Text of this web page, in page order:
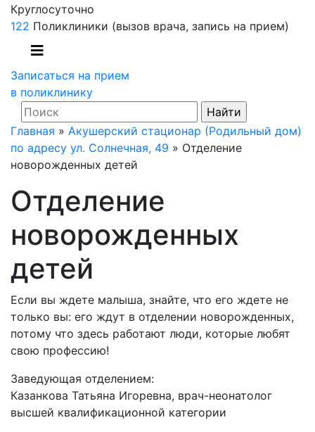
Круглосуточно
122 Поликлиники (вызов врача, запись на прием)
Записаться на прием
в поликлинику
Главная » Акушерский стационар (Родильный дом)
по адресу ул. Солнечная, 49 » Отделение
новорожденных детей
Отделение
новорожденных
детей
Если вы ждете малыша, знайте, что его ждете не
только вы: его ждут в отделении новорожденных,
потому что здесь работают люди, которые любят
свою профессию!
Заведующая отделением:
Казанкова Татьяна Игоревна, врач-неонатолог
высшей квалификационной категории